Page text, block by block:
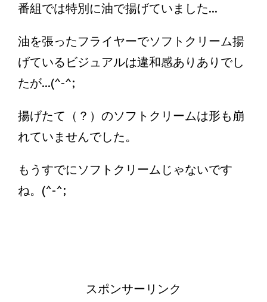
番組では特別に油で揚げていました...
油を張ったフライヤーでソフトクリーム揚
げているビジュアルは違和感ありありでし
たが...(^-^;
揚げたて（？）のソフトクリームは形も崩
れていませんでした。
もうすでにソフトクリームじゃないです
ね。(^-^;
スポンサーリンク